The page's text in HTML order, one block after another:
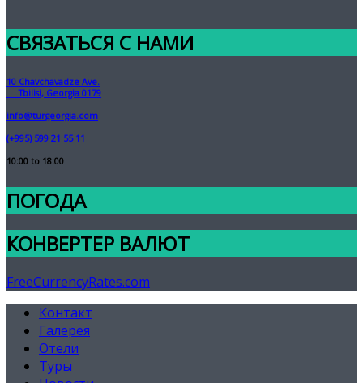
СВЯЗАТЬСЯ С НАМИ
10 Chavchavadze Ave.
Tbilisi, Georgia 0179
info@turgeorgia.com
(+995) 599 21 55 11
10:00 to 18:00
ПОГОДА
КОНВЕРТЕР ВАЛЮТ
FreeCurrencyRates.com
Контакт
Галерея
Отели
Туры